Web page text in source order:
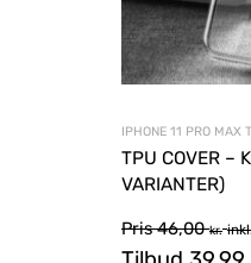
IPHONE 11 PRO MAX
TPU COVER –
VARIANTER)
Pris46,00kr.